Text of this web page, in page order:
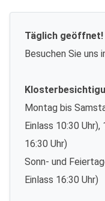
Täglich geöffnet!
Besuchen Sie uns
Montag bis
Einlass 10:30
16:30 Uhr)
Sonn- und
Einlass 16:30 Uhr)